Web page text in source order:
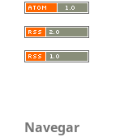
Navegar